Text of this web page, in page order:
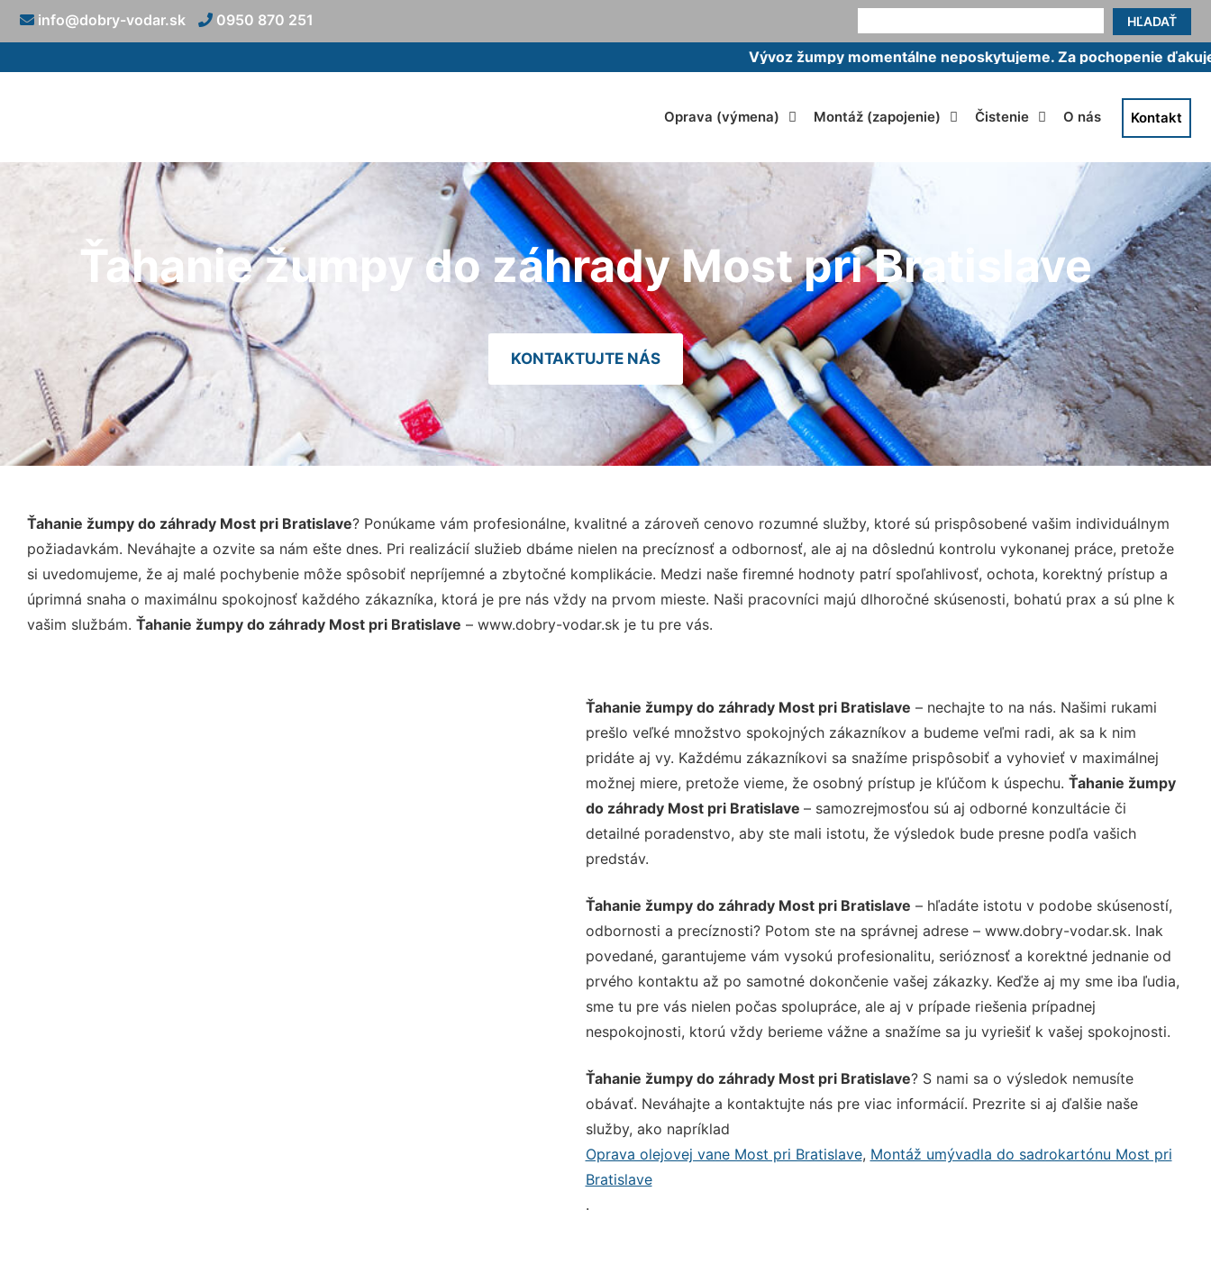
HĽADAŤ
info@dobry-vodar.sk 0950 870 251
Vývoz žumpy momentálne neposkytujeme. Za pochopenie ďakujeme.
Oprava (výmena) Montáž (zapojenie) Čistenie O nás Kontakt
Ťahanie žumpy do záhrady Most pri Bratislave
KONTAKTUJTE NÁS
Ťahanie žumpy do záhrady Most pri Bratislave? Ponúkame vám profesionálne, kvalitné a zároveň cenovo rozumné služby, ktoré sú prispôsobené vašim individuálnym
požiadavkám. Neváhajte a ozvite sa nám ešte dnes. Pri realizácií služieb dbáme nielen na precíznosť a odbornosť, ale aj na dôslednú kontrolu vykonanej práce, pretože
si uvedomujeme, že aj malé pochybenie môže spôsobiť nepríjemné a zbytočné komplikácie. Medzi naše firemné hodnoty patrí spoľahlivosť, ochota, korektný prístup a
úprimná snaha o maximálnu spokojnosť každého zákazníka, ktorá je pre nás vždy na prvom mieste. Naši pracovníci majú dlhoročné skúsenosti, bohatú prax a sú plne k
vašim službám. Ťahanie žumpy do záhrady Most pri Bratislave – www.dobry-vodar.sk je tu pre vás.
Ťahanie žumpy do záhrady Most pri Bratislave – nechajte to na nás. Našimi rukami
prešlo veľké množstvo spokojných zákazníkov a budeme veľmi radi, ak sa k nim
pridáte aj vy. Každému zákazníkovi sa snažíme prispôsobiť a vyhovieť v maximálnej
možnej miere, pretože vieme, že osobný prístup je kľúčom k úspechu. Ťahanie žumpy
do záhrady Most pri Bratislave – samozrejmosťou sú aj odborné konzultácie či
detailné poradenstvo, aby ste mali istotu, že výsledok bude presne podľa vašich
predstáv.
Ťahanie žumpy do záhrady Most pri Bratislave – hľadáte istotu v podobe skúseností,
odbornosti a precíznosti? Potom ste na správnej adrese – www.dobry-vodar.sk. Inak
povedané, garantujeme vám vysokú profesionalitu, serióznosť a korektné jednanie od
prvého kontaktu až po samotné dokončenie vašej zákazky. Keďže aj my sme iba ľudia,
sme tu pre vás nielen počas spolupráce, ale aj v prípade riešenia prípadnej
nespokojnosti, ktorú vždy berieme vážne a snažíme sa ju vyriešiť k vašej spokojnosti.
Ťahanie žumpy do záhrady Most pri Bratislave? S nami sa o výsledok nemusíte
obávať. Neváhajte a kontaktujte nás pre viac informácií. Prezrite si aj ďalšie naše
služby, ako napríklad
Oprava olejovej vane Most pri Bratislave, Montáž umývadla do sadrokartónu Most pri
Bratislave
.